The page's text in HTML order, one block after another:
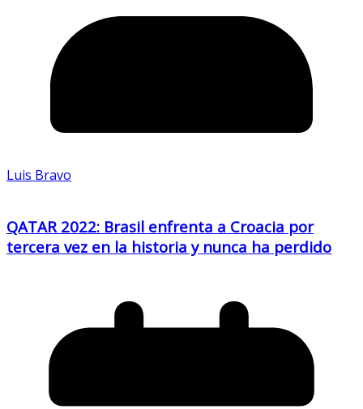
Luis Bravo
QATAR 2022: Brasil enfrenta a Croacia por
tercera vez en la historia y nunca ha perdido